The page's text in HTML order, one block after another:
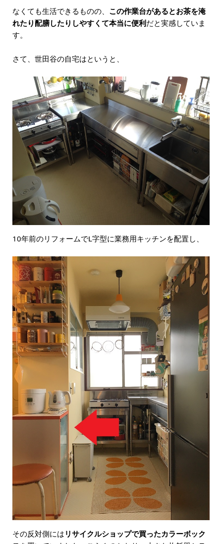
なくても生活できるものの、 この作業台があるとお茶を淹
れたり配膳したりしやすくて本当に便利だと実感していま
す。
さて、世田谷の自宅はというと、
10年前のリフォームでL字型に業務用キッチンを配置し、
その反対側には リサイクルショップで買ったカラーボック